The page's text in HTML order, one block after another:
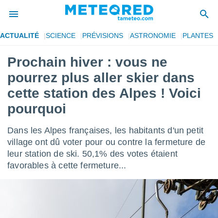
de
a
par
des
en
ACTUALITÉ SCIENCE PRÉVISIONS ASTRONOMIE PLANTES
Prochain hiver : vous ne
pourrez plus aller skier dans
cette station des Alpes ! Voici
pourquoi
Dans les Alpes françaises, les habitants d'un petit
village ont dû voter pour ou contre la fermeture de
leur station de ski. 50,1% des votes étaient
favorables à cette fermeture...